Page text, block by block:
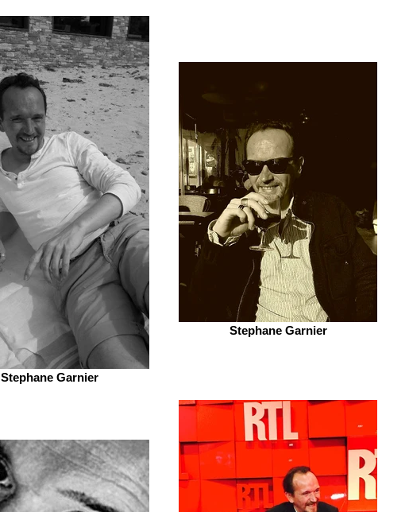
Stephane Garnier
Stephane Garnier